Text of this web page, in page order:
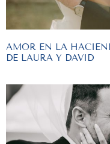
AMOR EN LA
DE LAURA Y DAVID